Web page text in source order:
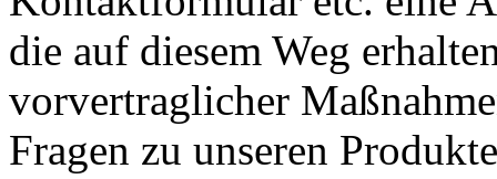
die auf diesem Weg
vorvertraglicher
Fragen zu unseren